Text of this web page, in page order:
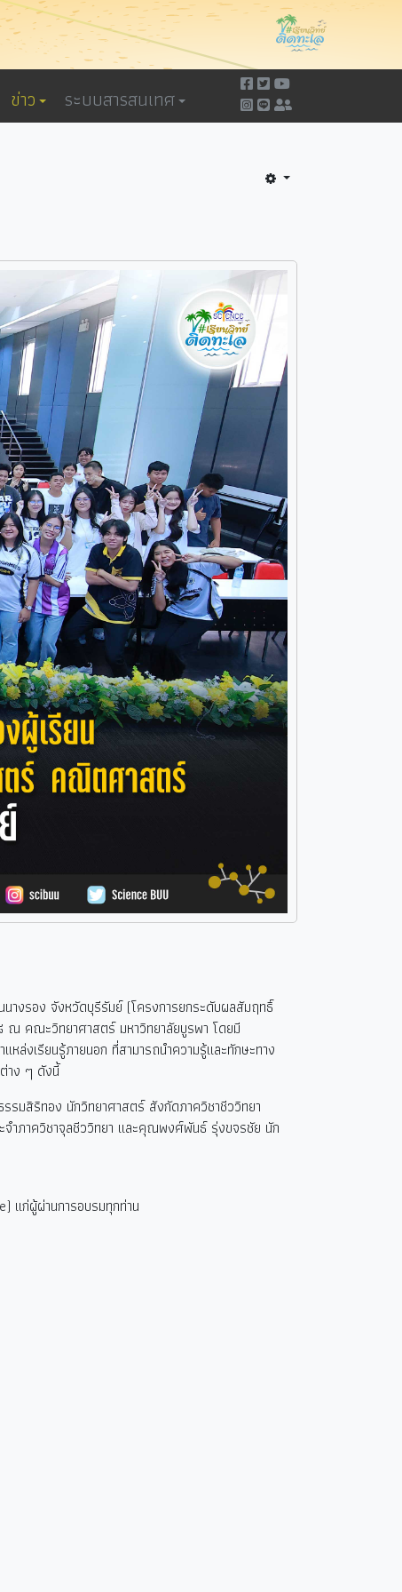
ข่าว ระบบสารสนเทศ
างรอง จังหวัดบุรีรัมย์ (โครงการยกระดับผลสัมฤทธิ์
คณะวิทยาศาสตร์ มหาวิทยาลัยบูรพา โดยมี
ล่งเรียนรู้ภายนอก ที่สามารถนำความรู้และทักษะทาง
าง ๆ ดังนี้
สิริทอง นักวิทยาศาสตร์ สังกัดภาควิชาชีววิทยา
ำภาควิชาจุลชีววิทยา และคุณพงศ์พันธ์ รุ่งขจรชัย นัก
ก่ผู้ผ่านการอบรมทุกท่าน